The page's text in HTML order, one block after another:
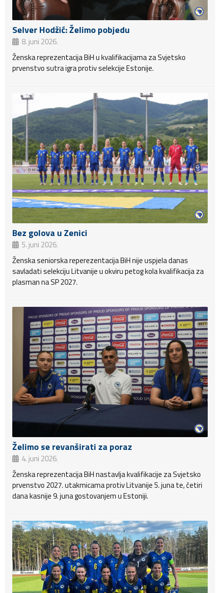
Selver Hodžić: Želimo pobjedu
8. juni 2026.
Ženska reprezentacija BiH u kvalifikacijama za Svjetsko
prvenstvo sutra igra protiv selekcije Estonije.
Bez golova u Zenici
5. juni 2026.
Ženska seniorska reperezentacija BiH nije uspjela danas
savladati selekciju Litvanije u okviru petog kola kvalifikacija za
plasman na SP 2027.
Želimo se revanširati za poraz
4. juni 2026.
Ženska reprezentacija BiH nastavlja kvalifikacije za Svjetsko
prvenstvo 2027. utakmicama protiv Litvanije 5. juna te, četiri
dana kasnije 9. juna gostovanjem u Estoniji.